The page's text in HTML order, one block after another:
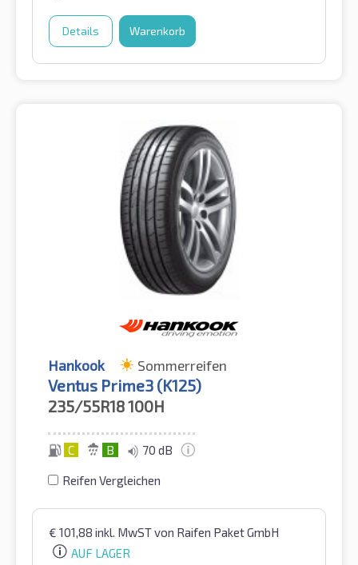
Details Warenkorb
Hankook Sommerreifen
Ventus Prime3 (K125)
235/55R18100H
C B 70 dB
Reifen Vergleichen
€ 101,88 inkl. MwSTvon Raifen Paket GmbH
AUF LAGER